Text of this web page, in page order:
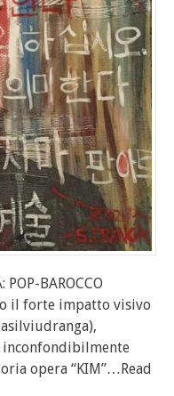
POP-BAROCCO
il forte impatto visivo
opera “KIM”…Read